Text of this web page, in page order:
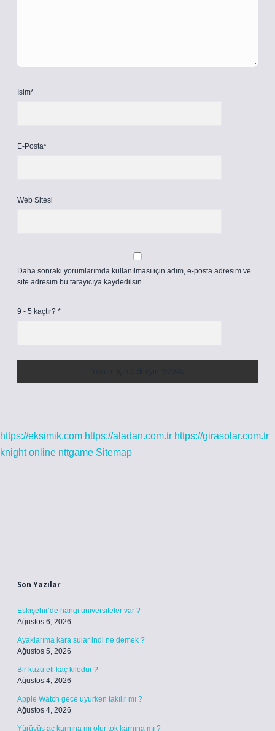
İsim*
E-Posta*
Web Sitesi
Daha sonraki yorumlarımda kullanılması için adım, e-posta adresim ve
site adresim bu tarayıcıya kaydedilsin.
9 - 5 kaçtır? *
https://eksimik.com https://aladan.com.tr https://girasolar.com.tr
knight online nttgame Sitemap
Son Yazılar
Eskişehir’de hangi üniversiteler var ?
Ağustos 6, 2026
Ayaklarıma kara sular indi ne demek ?
Ağustos 5, 2026
Bir kuzu eti kaç kilodur ?
Ağustos 4, 2026
Apple Watch gece uyurken takılır mı ?
Ağustos 4, 2026
Yürüyüş aç karnına mı olur tok karnına mı ?